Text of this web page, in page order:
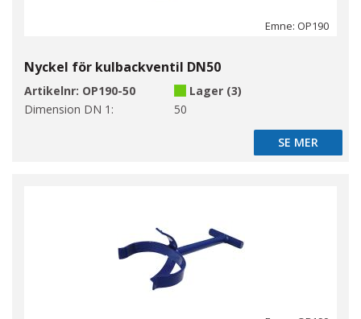
Emne: OP190
Nyckel för kulbackventil DN50
Artikelnr: OP190-50
Lager (3)
Dimension DN 1:
50
SE MER
SE MER